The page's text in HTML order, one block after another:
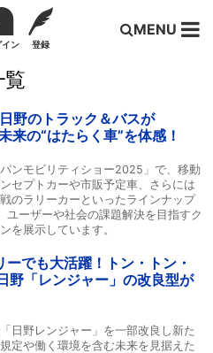
イン 登録
MENU
覧
野のトラック＆バスが
の“はたらく車”を体感！
ンモビリティショー2025」で、移動
セプトカーや市販予定車、さらには
のラリーカーといったラインナップ
ユーザーや社会の課題解決を目指すク
を展示しています。
でも大活躍！トン・トン・
野「レンジャー」の改良型が
日野レンジャー」を一部改良し新た
定や働く環境を含む未来を見据えた